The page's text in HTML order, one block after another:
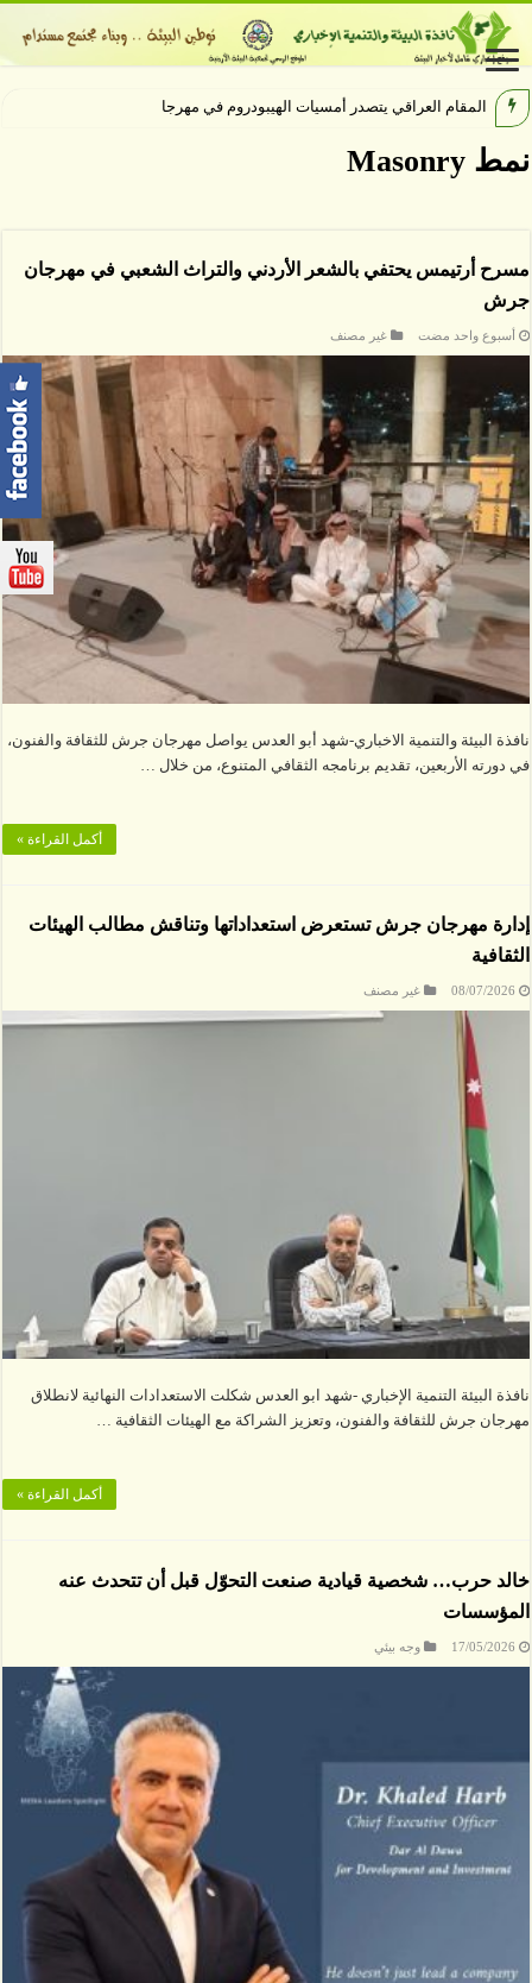
المقام العراقي يتصدر أمسيات الهيبودروم في مهرجان جرش
نمط Masonry
مسرح أرتيمس يحتفي بالشعر الأردني والتراث الشعبي في مهرجان
جرش
‏أسبوع واحد مضت غير مصنف
نافذة البيئة والتنمية الاخباري-شهد أبو العدس يواصل مهرجان جرش للثقافة والفنون،
في دورته الأربعين، تقديم برنامجه الثقافي المتنوع، من خلال …
أكمل القراءة »
إدارة مهرجان جرش تستعرض استعداداتها وتناقش مطالب الهيئات
الثقافية
08/07/2026 غير مصنف
نافذة البيئة التنمية الإخباري -شهد ابو العدس شكلت الاستعدادات النهائية لانطلاق
مهرجان جرش للثقافة والفنون، وتعزيز الشراكة مع الهيئات الثقافية …
أكمل القراءة »
خالد حرب… شخصية قيادية صنعت التحوّل قبل أن تتحدث عنه
المؤسسات
17/05/2026 وجه بيئي